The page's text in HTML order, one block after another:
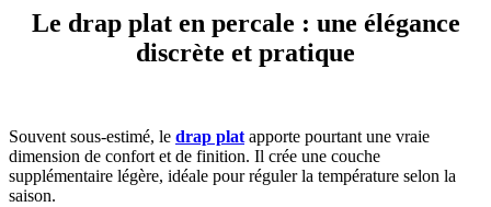
Le drap plat en percale : une élégance
discrète et pratique
Souvent sous-estimé, le drap plat apporte pourtant une vraie
dimension de confort et de finition. Il crée une couche
supplémentaire légère, idéale pour réguler la température selon la
saison.